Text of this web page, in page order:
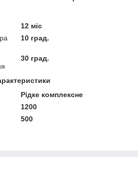
12 міс
10 град.
30 град.
Рідке комплексне
1200
500